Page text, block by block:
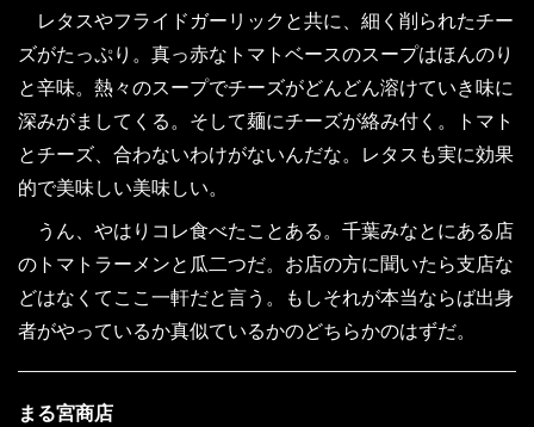
レタスやフライドガーリックと共に、細く削られたチー
ズがたっぷり。真っ赤なトマトベースのスープはほんのり
と辛味。熱々のスープでチーズがどんどん溶けていき味に
深みがましてくる。そして麺にチーズが絡み付く。トマト
とチーズ、合わないわけがないんだな。レタスも実に効果
的で美味しい美味しい。
うん、やはりコレ食べたことある。千葉みなとにある店
のトマトラーメンと瓜二つだ。お店の方に聞いたら支店な
どはなくてここ一軒だと言う。もしそれが本当ならば出身
者がやっているか真似ているかのどちらかのはずだ。
まる宮商店